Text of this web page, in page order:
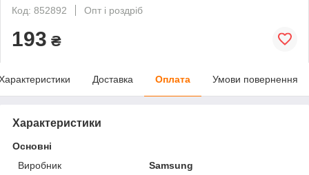
Код: 852892
Опт і роздріб
193 ₴
Доставка Оплата Умови повернення
Характеристики
Основні
Виробник
Samsung